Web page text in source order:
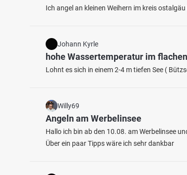
Hinterer Flürener Altrhein
Fischarten: Brachse, Karpfen, Regenbogenforelle,
Aal, Hecht
Altarm bei 46487 Wesel
Ich angel an kleinen Weihern im kreis
Johann Kyrle
hohe Wassertemperatur im
Lohnt es sich in einem 2-4 m tiefen See (
Willy69
Angeln am Werbelinsee
Hallo ich bin ab den 10.08. am Werbelinsee
Über ein paar Tipps wäre ich sehr dankbar